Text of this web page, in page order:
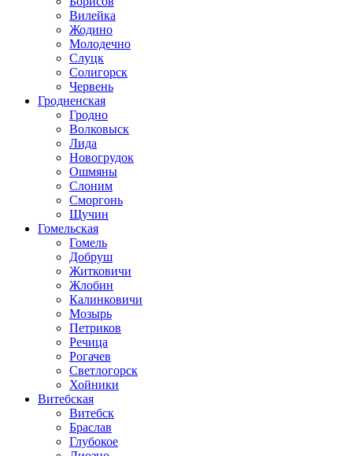
Вилейка
Жодино
Молодечно
Слуцк
Солигорск
Червень
Гродненская
Гродно
Волковыск
Лида
Новогрудок
Ошмяны
Слоним
Сморгонь
Щучин
Гомельская
Гомель
Добруш
Житковичи
Жлобин
Калинковичи
Мозырь
Петриков
Речица
Рогачев
Светлогорск
Хойники
Витебская
Витебск
Браслав
Глубокое